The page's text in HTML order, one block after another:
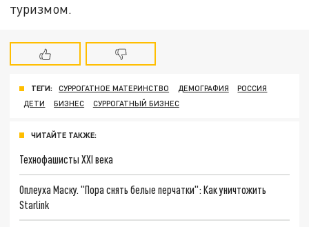
туризмом.
ТЕГИ: СУРРОГАТНОЕ МАТЕРИНСТВО ДЕМОГРАФИЯ
РОССИЯ
ДЕТИ
БИЗНЕС СУРРОГАТНЫЙ БИЗНЕС
ЧИТАЙТЕ ТАКЖЕ:
Технофашисты XXI века
Оплеуха Маску. "Пора снять белые перчатки": Как уничтожить
Starlink